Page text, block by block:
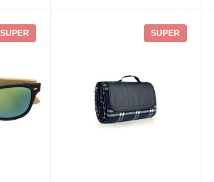
SUPER SUPER